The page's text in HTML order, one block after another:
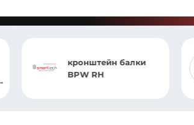
кронштейн балки
BPW RH